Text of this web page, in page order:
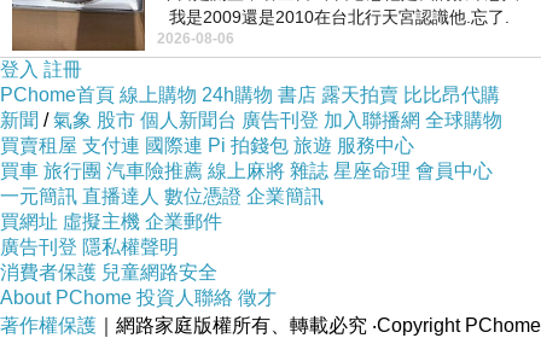
總覺得很有熟悉感，
明明是很新的歌…
卻把思緒和感覺帶到那些歌流行時的年代，
新舊融合～
滿好的～
我是2009還是2010在台北行天宮認識他.忘了.
一個奇摩交友的網友學
2026-08-06
登入 註冊
PChome首頁 線上購物 24h購物 書店 露天拍賣 比比昂代購
新聞 /氣象 股市 個人新聞台 廣告刊登 加入聯播網 全球購物
買賣租屋 支付連 國際連 Pi 拍錢包 旅遊 服務中心
買車 旅行團 汽車險推薦 線上麻將 雜誌 星座命理 會員中心
一元簡訊 直播達人 數位憑證 企業簡訊
買網址 虛擬主機 企業郵件
廣告刊登 隱私權聲明
消費者保護 兒童網路安全
About PChome 投資人聯絡 徵才
著作權保護 ｜網路家庭版權所有、轉載必究 ‧Copyright PChome